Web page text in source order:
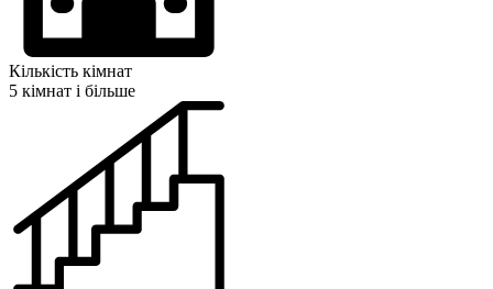
Кількість кімнат
5 кімнат і більше